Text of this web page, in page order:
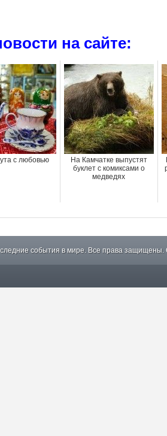
на сайте:
с любовью
На Камчатке выпустят
буклет с комиксами о
медведях
события в мире. Все права защищены.